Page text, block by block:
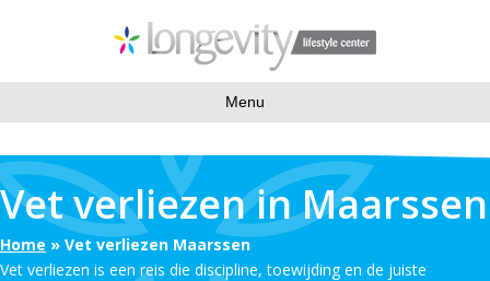
Menu
Vet verliezen in Maarssen
Home » Vet verliezen Maarssen
Vet verliezen is een reis die discipline, toewijding en de juiste